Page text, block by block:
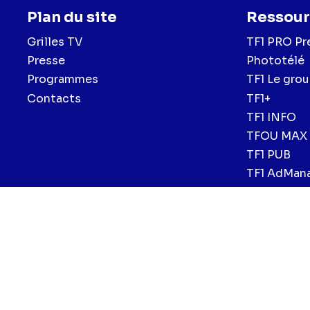
Plan du site
Grilles TV
Presse
Programmes
Contacts
TF1 PRO
Phototélé
TF1 Le
TF1+
TF1 INFO
TFOU MAX
TF1 PUB
TF1